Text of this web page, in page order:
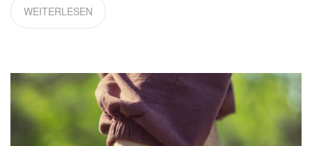
WEITERLESEN